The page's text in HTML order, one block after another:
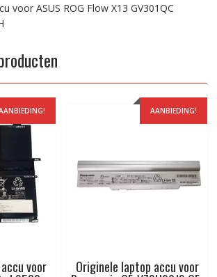
voor ASUS ROG Flow X13 GV301QC
voor
AANBIEDING!
Originele laptop accu voor